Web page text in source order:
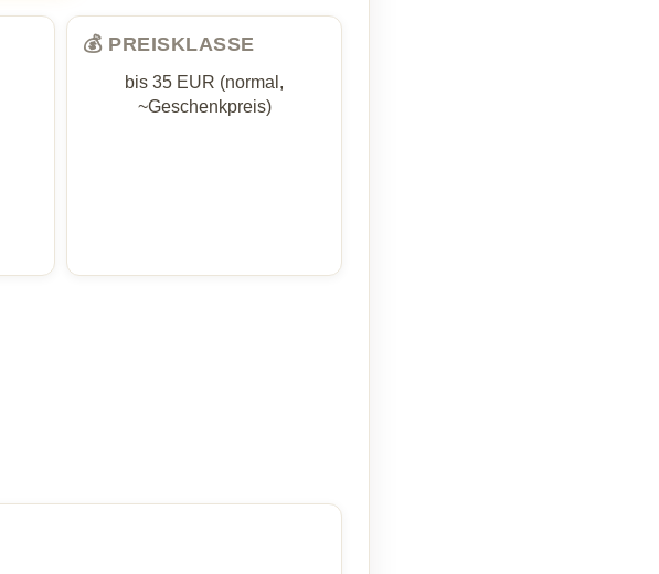
💰 PREISKLASSE
bis 35 EUR (normal,
~Geschenkpreis)